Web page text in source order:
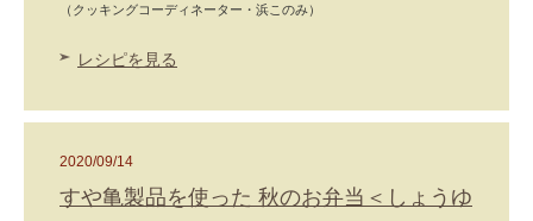
（クッキングコーディネーター・浜このみ）
レシピを見る
2020/09/14
すや亀製品を使った 秋のお弁当＜しょうゆ